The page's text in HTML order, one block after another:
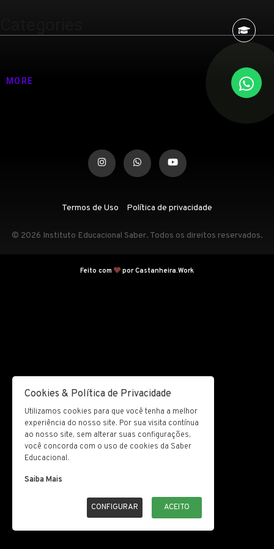
MORE
Termos de Uso Política de privacidade
© 2026 Instituto Educacional Saber. Todos os direitos reservados.
Feito com por Castanheira.Work
Cookies & Política de Privacidade
Utilizamos cookies para que você tenha a melhor
experiência do nosso site. Por sua visita contínua
ao nosso site, sem alterar suas configurações,
você concorda com o uso de cookies da Saber
Educacional.
Saiba Mais
CONFIGURAR ACEITO